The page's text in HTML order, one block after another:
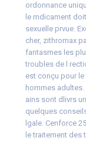
ordonnance
le mdicament
sexuelle prvue.
cher, zithromax
fantasmes les
troubles de l
est conçu pour
hommes
ains sont dlivrs
quelques
lgale. Cenforce
le traitement